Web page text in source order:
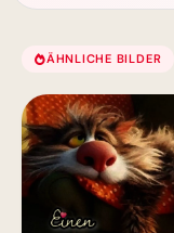
ÄHNLICHE BILDER